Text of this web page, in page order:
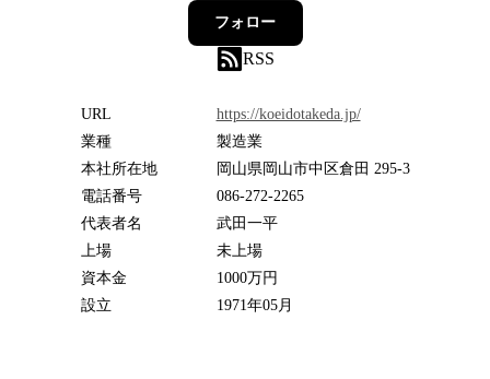
フォロー
RSS
URL
https://koeidotakeda.jp/
業種
製造業
本社所在地
岡山県岡山市中区倉田 295-3
電話番号
086-272-2265
代表者名
武田一平
上場
未上場
資本金
1000万円
設立
1971年05月